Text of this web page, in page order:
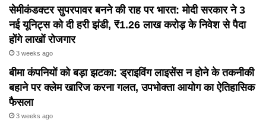
सेमीकंडक्टर सुपरपावर बनने की राह पर भारत: मोदी सरकार ने 3
नई यूनिट्स को दी हरी झंडी, ₹1.26 लाख करोड़ के निवेश से पैदा
होंगे लाखों रोजगार
3 weeks ago
बीमा कंपनियों को बड़ा झटका: ड्राइविंग लाइसेंस न होने के तकनीकी
बहाने पर क्लेम खारिज करना गलत, उपभोक्ता आयोग का ऐतिहासिक
फैसला
3 weeks ago